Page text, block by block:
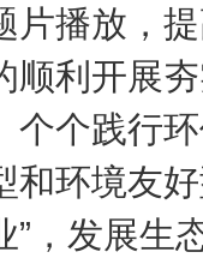
片播放，
顺利开展
个个践行
和环境友
”，发展生